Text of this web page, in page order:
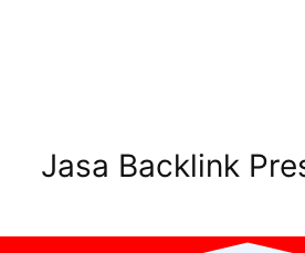
Jasa Backlink